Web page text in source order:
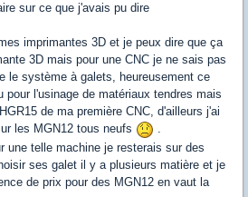
sur ce que j'avais pu dire
imprimantes 3D et je peux dire que ça
3D mais pour une CNC je ne sais pas
le système à galets, heureusement ce
l'usinage de matériaux tendres mais
de ma première CNC, d'ailleurs j'ai
les MGN12 tous neufs
.
une telle machine je resterais sur des
ses galet il y a plusieurs matière et je
de prix pour des MGN12 en vaut la